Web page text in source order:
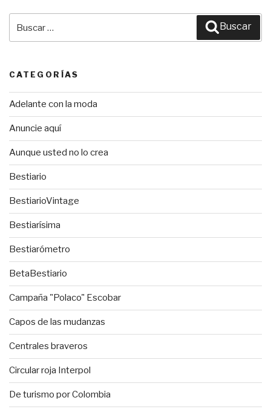
Buscar
CATEGORÍAS
Adelante con la moda
Anuncie aquí
Aunque usted no lo crea
Bestiario
BestiarioVintage
Bestiarísima
Bestiarómetro
BetaBestiario
Campaña "Polaco" Escobar
Capos de las mudanzas
Centrales braveros
Circular roja Interpol
De turismo por Colombia